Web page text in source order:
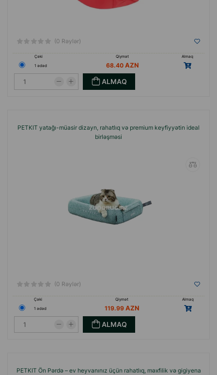
(0 Rəylər)
Çəki Qiymət
Almaq
1 ədəd
68.40
ALMAQ
PETKIT yatağı-müasir dizayn, rahatlıq və premium keyfiyyətin ideal
birləşməsi
(0 Rəylər)
Çəki Qiymət
Almaq
1 ədəd
119.99
ALMAQ
PETKIT Ön Pərdə – ev heyvanınız üçün rahatlıq, məxfilik və gigiyena